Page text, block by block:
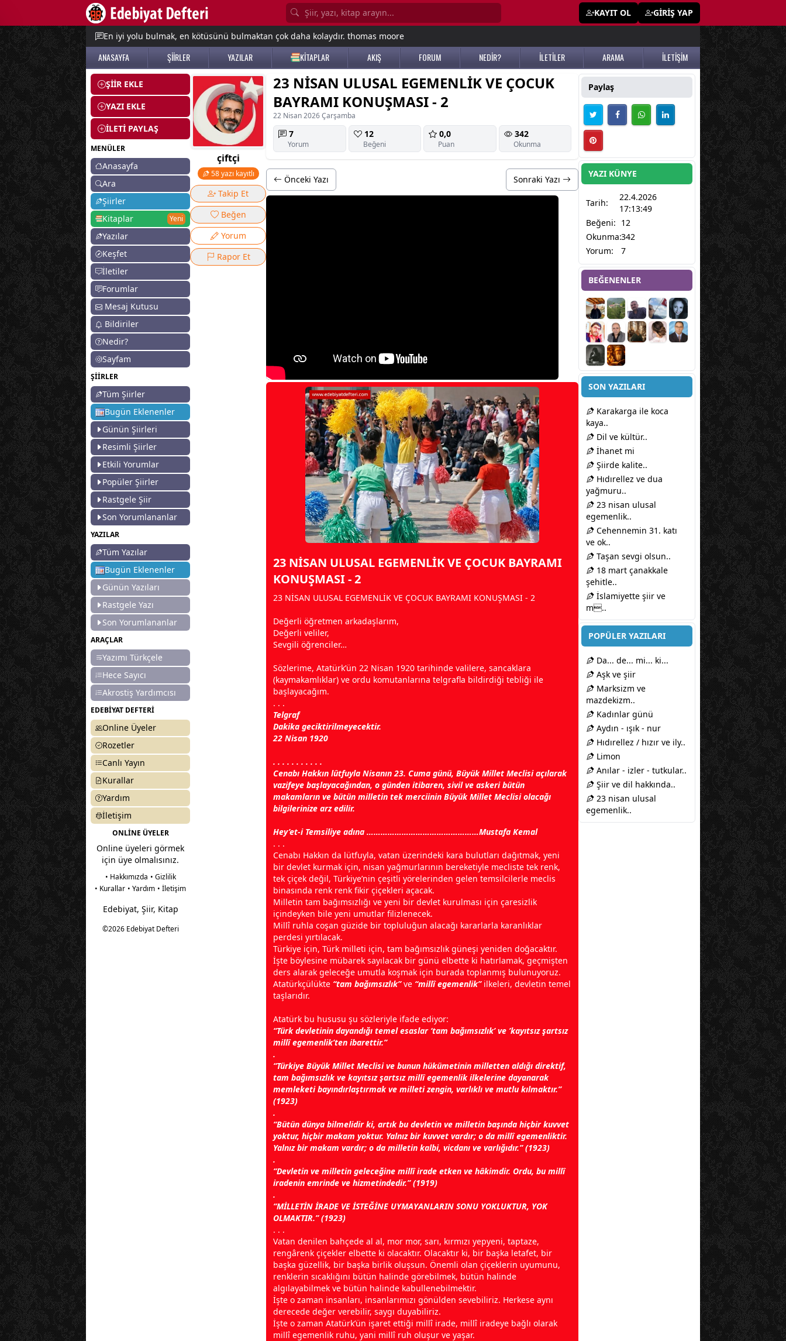
KAYIT OL GİRİŞ YAP
En iyi yolu bulmak, en kötüsünü bulmaktan çok daha kolaydır. thomas moore
ANASAYFA ŞİİRLER YAZILAR KİTAPLAR AKIŞ FORUM NEDİR? İLETİLER ARAMA İLETİŞİM
ŞİİR EKLE
YAZI EKLE
İLETİ PAYLAŞ
MENÜLER
Anasayfa
Ara
Şiirler
Kitaplar
Yeni
Yazılar
Keşfet
İletiler
Forumlar
Mesaj Kutusu
Bildiriler
Nedir?
Sayfam
ŞİİRLER
Tüm Şiirler
Bugün Eklenenler
Günün Şiirleri
Resimli Şiirler
Etkili Yorumlar
Popüler Şiirler
Rastgele Şiir
Son Yorumlananlar
YAZILAR
Tüm Yazılar
Bugün Eklenenler
Günün Yazıları
Rastgele Yazı
Son Yorumlananlar
ARAÇLAR
Yazımı Türkçele
Hece Sayıcı
Akrostiş Yardımcısı
EDEBİYAT DEFTERİ
Online Üyeler
Rozetler
Canlı Yayın
Kurallar
Yardım
İletişim
ONLİNE ÜYELER
Online üyeleri görmek
için üye olmalısınız.
• Hakkımızda • Gizlilik
• Kurallar • Yardım • İletişim
Edebiyat, Şiir, Kitap
©2026 Edebiyat Defteri
çiftçi
58 yazı kayıtlı
Takip Et
Beğen
Yorum
Rapor Et
23 NİSAN ULUSAL EGEMENLİK VE ÇOCUK
BAYRAMI KONUŞMASI - 2
22 Nisan 2026 Çarşamba
7
Yorum
12
Beğeni
0,0
Puan
342
Okunma
Önceki Yazı Sonraki Yazı
23 NİSAN ULUSAL EGEMENLİK VE ÇOCUK BAYRAMI
KONUŞMASI - 2
23 NİSAN ULUSAL EGEMENLİK VE ÇOCUK BAYRAMI KONUŞMASI - 2
Değerli öğretmen arkadaşlarım,
Değerli veliler,
Sevgili öğrenciler…
Sözlerime, Atatürk’ün 22 Nisan 1920 tarihinde valilere, sancaklara
(kaymakamlıklar) ve ordu komutanlarına telgrafla bildirdiği tebliği ile
başlayacağım.
. . .
Telgraf
Dakika geciktirilmeyecektir.
22 Nisan 1920
. . . . . . . . . . .
Cenabı Hakkın lûtfuyla Nisanın 23. Cuma günü, Büyük Millet Meclisi açılarak
vazifeye başlayacağından, o günden itibaren, sivil ve askeri bütün
makamların ve bütün milletin tek merciinin Büyük Millet Meclisi olacağı
bilgilerinize arz edilir.
Hey’et-i Temsiliye adına …………………………………………Mustafa Kemal
. . .
Cenabı Hakkın da lütfuyla, vatan üzerindeki kara bulutları dağıtmak, yeni
bir devlet kurmak için, nisan yağmurlarının bereketiyle mecliste tek renk,
tek çiçek değil, Türkiye’nin çeşitli yörelerinden gelen temsilcilerle meclis
binasında renk renk fikir çiçekleri açacak.
Milletin tam bağımsızlığı ve yeni bir devlet kurulması için çaresizlik
içindeyken bile yeni umutlar filizlenecek.
Millî ruhla coşan güzide bir topluluğun alacağı kararlarla karanlıklar
perdesi yırtılacak.
Türkiye için, Türk milleti için, tam bağımsızlık güneşi yeniden doğacaktır.
İşte böylesine mübarek sayılacak bir günü elbette ki hatırlamak, geçmişten
ders alarak geleceğe umutla koşmak için burada toplanmış bulunuyoruz.
Atatürkçülükte “tam bağımsızlık”ve “millî egemenlik”ilkeleri, devletin temel
taşlarıdır.
Atatürk bu hususu şu sözleriyle ifade ediyor:
“Türk devletinin dayandığı temel esaslar ‘tam bağımsızlık’ ve ’kayıtsız şartsız
millî egemenlik’ten ibarettir.”
.
“Türkiye Büyük Millet Meclisi ve bunun hükümetinin milletten aldığı direktif,
tam bağımsızlık ve kayıtsız şartsız millî egemenlik ilkelerine dayanarak
memleketi bayındırlaştırmak ve milleti zengin, varlıklı ve mutlu kılmaktır.”
(1923)
.
“Bütün dünya bilmelidir ki, artık bu devletin ve milletin başında hiçbir kuvvet
yoktur, hiçbir makam yoktur. Yalnız bir kuvvet vardır; o da millî egemenliktir.
Yalnız bir makam vardır; o da milletin kalbi, vicdanı ve varlığıdır.” (1923)
.
“Devletin ve milletin geleceğine millî irade etken ve hâkimdir. Ordu, bu millî
iradenin emrinde ve hizmetindedir.” (1919)
.
“MİLLETİN İRADE VE İSTEĞİNE UYMAYANLARIN SONU YOKLUKTUR, YOK
OLMAKTIR.” (1923)
. . .
Vatan denilen bahçede al al, mor mor, sarı, kırmızı yepyeni, taptaze,
rengârenk çiçekler elbette ki olacaktır. Olacaktır ki, bir başka letafet, bir
başka güzellik, bir başka birlik oluşsun. Önemli olan çiçeklerin uyumunu,
renklerin sıcaklığını bütün halinde görebilmek, bütün halinde
algılayabilmek ve bütün halinde kabullenebilmektir.
İşte o zaman insanları, insanlarımızı gönülden sevebiliriz. Herkese aynı
derecede değer verebilir, saygı duyabiliriz.
İşte o zaman Atatürk’ün işaret ettiği millî irade, millî iradeye bağlı olarak
millî egemenlik ruhu, yani millî ruh oluşur ve yaşar.
Paylaş
YAZI KÜNYE
Tarih:
22.4.2026
17:13:49
Beğeni: 12
Okunma:342
Yorum:
7
BEĞENENLER
SON YAZILARI
Karakarga ile koca
kaya..
Dil ve kültür..
İhanet mi
Şiirde kalite..
Hıdırellez ve dua
yağmuru..
23 nisan ulusal
egemenlik..
Cehennemin 31. katı
ve ok..
Taşan sevgi olsun..
18 mart çanakkale
şehitle..
İslamiyette şiir ve
m..
POPÜLER YAZILARI
Da... de... mi... ki...
Aşk ve şiir
Marksizm ve
mazdekizm..
Kadınlar günü
Aydın - ışık - nur
Hıdırellez / hızır ve ily..
Limon
Anılar - izler - tutkular..
Şiir ve dil hakkında..
23 nisan ulusal
egemenlik..
menu